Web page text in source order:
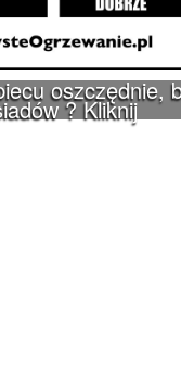
oszczędnie,
? Kliknij